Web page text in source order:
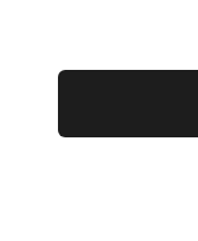
Aucune valeur